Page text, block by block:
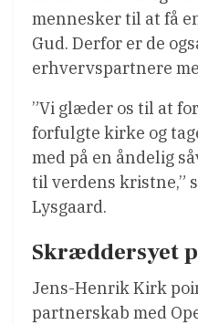
mennesker til at få
Gud. Derfor er de
erhvervspartnere
”Vi glæder os til at
forfulgte kirke og
med på en åndelig
til verdens kristne,”
Lysgaard.
Skræddersyet
Jens-Henrik Kirk
partnerskab med